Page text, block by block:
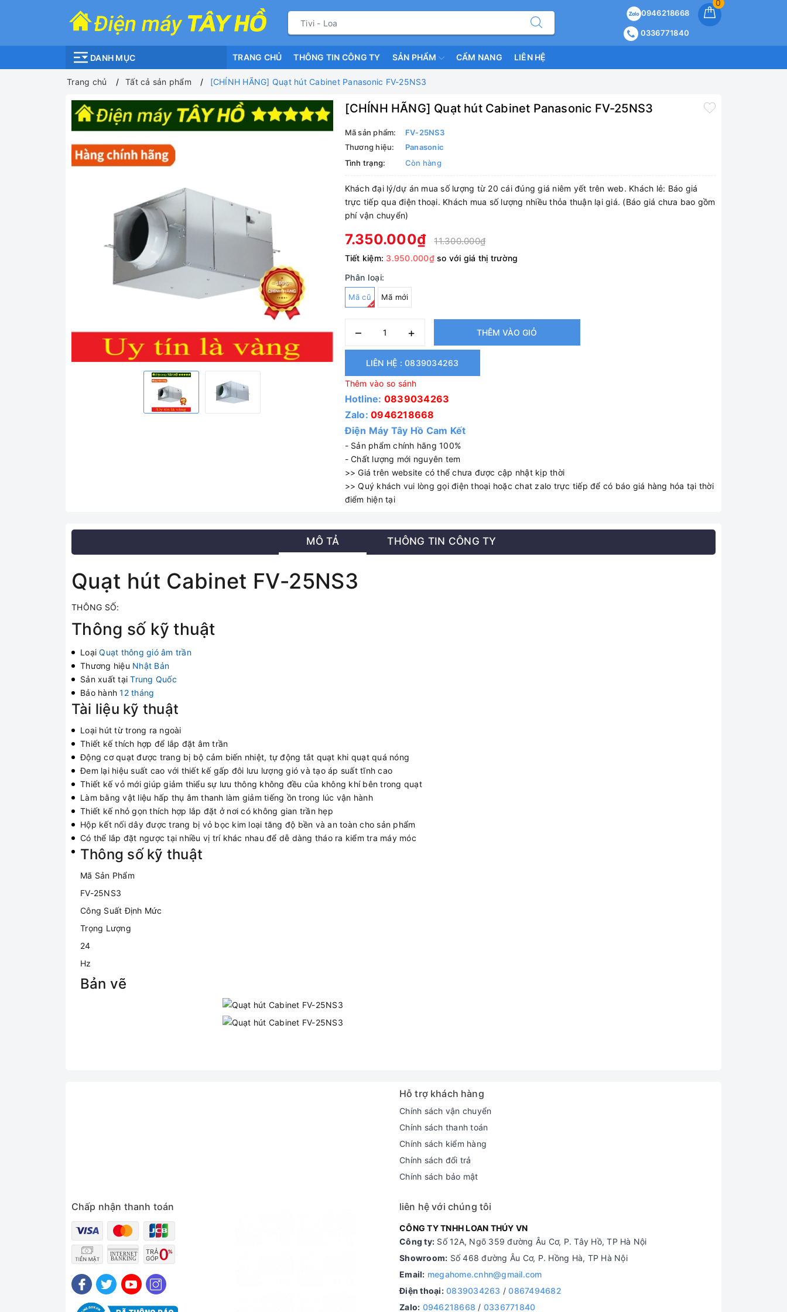
0
0946218668
0336771840
DANH MỤC TRANG CHỦ THÔNG TIN CÔNG TY SẢN PHẨM CẨM NANG LIÊN HỆ
Trang chủ Tất cả sản phẩm [CHÍNH HÃNG] Quạt hút Cabinet Panasonic FV-25NS3
[CHÍNH HÃNG] Quạt hút Cabinet Panasonic FV-25NS3
Mã sản phẩm:
FV‑25NS3
Thương hiệu:
Panasonic
Tình trạng:
Còn hàng
Khách đại lý/dự án mua số lượng từ 20 cái đúng giá niêm yết trên web. Khách lẻ: Báo giá
trực tiếp qua điện thoại. Khách mua số lượng nhiều thỏa thuận lại giá. (Báo giá chưa bao gồm
phí vận chuyển)
7.350.000₫ 11.300.000₫
Tiết kiệm: 3.950.000₫so với giá thị trường
Phân loại:
Mã cũ Mã mới
– + THÊM VÀO GIỎ
LIÊN HỆ : 0839034263
Thêm vào so sánh
Hotline: 0839034263
Zalo:0946218668
Điện Máy Tây Hồ Cam Kết
- Sản phẩm chính hãng 100%
- Chất lượng mới nguyên tem
>> Giá trên website có thể chưa được cập nhật kịp thời
>> Quý khách vui lòng gọi điện thoại hoặc chat zalo trực tiếp để có báo giá hàng hóa tại thời
điểm hiện tại
MÔ TẢ THÔNG TIN CÔNG TY
Quạt hút Cabinet FV‑25NS3
THÔNG SỐ:
Thông số kỹ thuật
LoạiQuạt thông gió âm trần
Thương hiệu Nhật Bản
Sản xuất tạiTrung Quốc
Bảo hành12 tháng
Tài liệu kỹ thuật
Loại hút từ trong ra ngoài
Thiết kế thích hợp để lắp đặt âm trần
Động cơ quạt được trang bị bộ cảm biến nhiệt, tự động tắt quạt khi quạt quá nóng
Đem lại hiệu suất cao với thiết kế gấp đôi lưu lượng gió và tạo áp suất tĩnh cao
Thiết kế vỏ mới giúp giảm thiểu sự lưu thông không đều của không khí bên trong quạt
Làm bằng vật liệu hấp thụ âm thanh làm giảm tiếng ồn trong lúc vận hành
Thiết kế nhỏ gọn thích hợp lắp đặt ở nơi có không gian trần hẹp
Hộp kết nối dây được trang bị vỏ bọc kim loại tăng độ bền và an toàn cho sản phẩm
Có thể lắp đặt ngược tại nhiều vị trí khác nhau để dễ dàng tháo ra kiểm tra máy móc
Thông số kỹ thuật
Mã Sản Phẩm
FV-25NS3
Công Suất Định Mức
Trọng Lượng
24
Hz
Bản vẽ
Hỗ trợ khách hàng
Chính sách vận chuyển
Chính sách thanh toán
Chính sách kiểm hàng
Chính sách đổi trả
Chính sách bảo mật
Chấp nhận thanh toán liên hệ với chúng tôi
CÔNG TY TNHH LOAN THÚY VN
Công ty: Số 12A, Ngõ 359 đường Âu Cơ, P. Tây Hồ, TP Hà Nội
Showroom: Số 468 đường Âu Cơ, P. Hồng Hà, TP Hà Nội
Email: megahome.cnhn@gmail.com
Điện thoại: 0839034263 /0867494682
Zalo: 0946218668 / 0336771840